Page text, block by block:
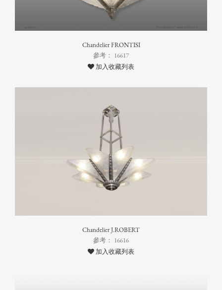
Chandelier FRONTISI
參考： 16617
加入收藏列表
Chandelier J.ROBERT
參考： 16616
加入收藏列表